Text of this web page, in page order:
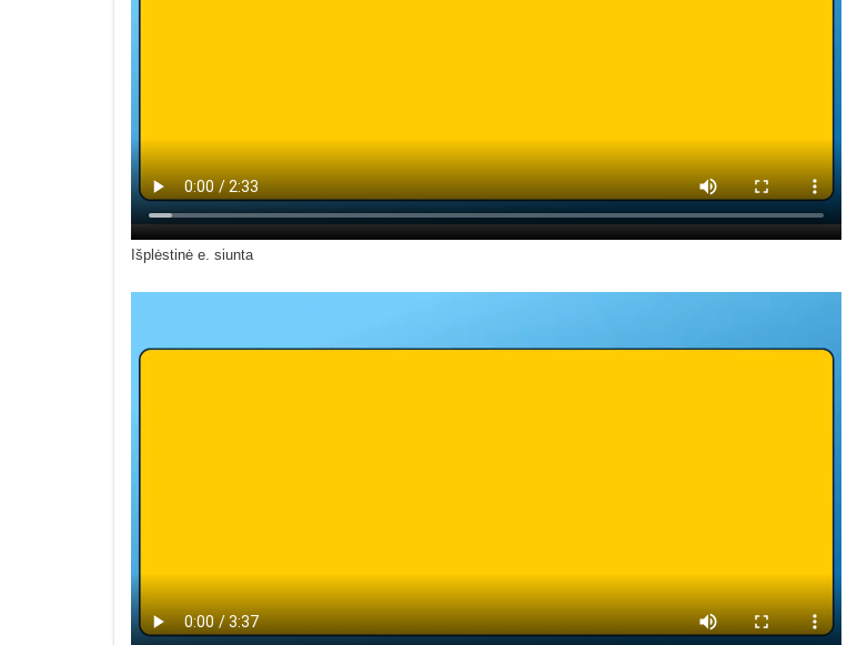
Išplėstinė e. siunta